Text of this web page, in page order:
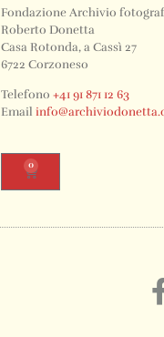
Fondazione Archivio
Roberto Donetta
Casa Rotonda, a Cassì 27
6722 Corzoneso
Telefono +41 91 871 12 63
Email
0